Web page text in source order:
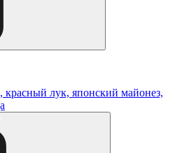
лук, японский майонез,